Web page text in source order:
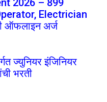
Electrician
ऑफलाइन अर्ज
ज्युनियर इंजिनियर
भरती